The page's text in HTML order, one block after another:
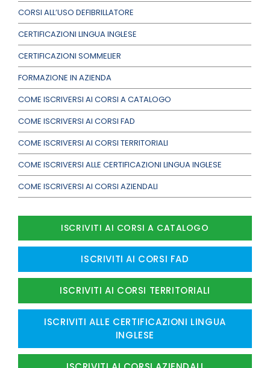
CORSI ALL’USO DEFIBRILLATORE
CERTIFICAZIONI LINGUA INGLESE
CERTIFICAZIONI SOMMELIER
FORMAZIONE IN AZIENDA
COME ISCRIVERSI AI CORSI A CATALOGO
COME ISCRIVERSI AI CORSI FAD
COME ISCRIVERSI AI CORSI TERRITORIALI
COME ISCRIVERSI ALLE CERTIFICAZIONI LINGUA INGLESE
COME ISCRIVERSI AI CORSI AZIENDALI
ISCRIVITI AI CORSI A CATALOGO
ISCRIVITI AI CORSI FAD
ISCRIVITI AI CORSI TERRITORIALI
ISCRIVITI ALLE CERTIFICAZIONI LINGUA
INGLESE